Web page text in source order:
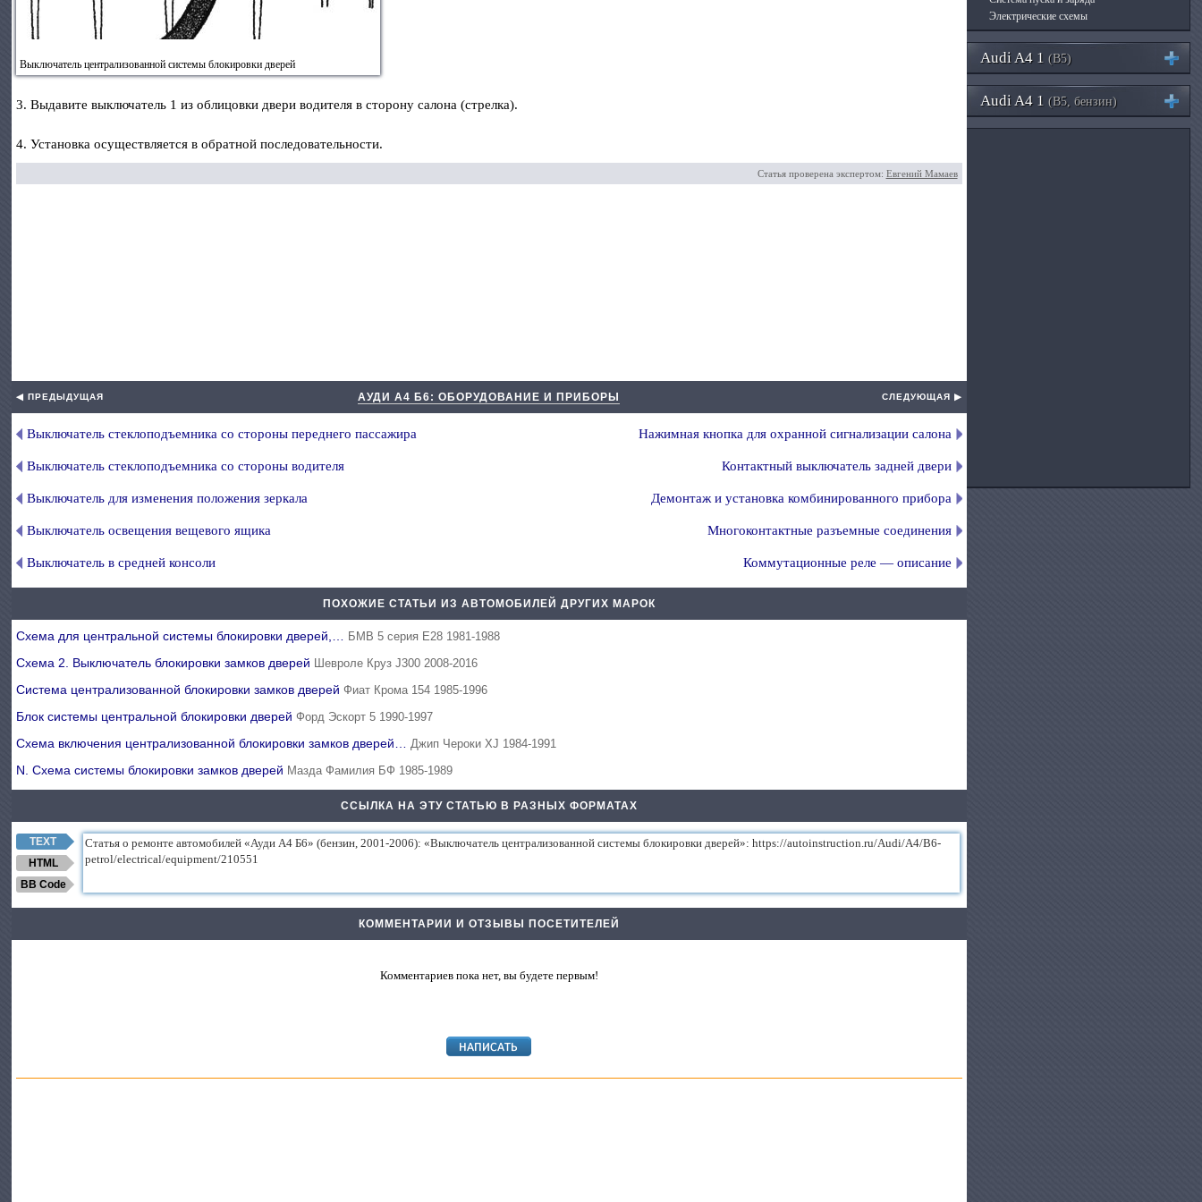
Выключатель централизованной системы блокировки дверей
3. Выдавите выключатель 1 из облицовки двери водителя в сторону салона (стрелка).
4. Установка осуществляется в обратной последовательности.
Статья проверена экспертом: Евгений Мамаев
◀ ПРЕДЫДУЩАЯ АУДИ А4 Б6: ОБОРУДОВАНИЕ И ПРИБОРЫ СЛЕДУЮЩАЯ ▶
Выключатель стеклоподъемника со стороны переднего пассажира
Выключатель стеклоподъемника со стороны водителя
Выключатель для изменения положения зеркала
Выключатель освещения вещевого ящика
Выключатель в средней консоли
Нажимная кнопка для охранной сигнализации салона
Контактный выключатель задней двери
Демонтаж и установка комбинированного прибора
Многоконтактные разъемные соединения
Коммутационные реле — описание
ПОХОЖИЕ СТАТЬИ ИЗ АВТОМОБИЛЕЙ ДРУГИХ МАРОК
Схема для центральной системы блокировки дверей,… БМВ 5 серия Е28 1981-1988
Схема 2. Выключатель блокировки замков дверей Шевроле Круз J300 2008-2016
Система централизованной блокировки замков дверейФиат Крома 154 1985-1996
Блок системы центральной блокировки дверейФорд Эскорт 5 1990-1997
Схема включения централизованной блокировки замков дверей… Джип Чероки XJ 1984-1991
N. Схема системы блокировки замков дверей Мазда Фамилия БФ 1985-1989
ССЫЛКА НА ЭТУ СТАТЬЮ В РАЗНЫХ ФОРМАТАХ
TEXT
HTML
BB Code
КОММЕНТАРИИ И ОТЗЫВЫ ПОСЕТИТЕЛЕЙ
Комментариев пока нет, вы будете первым!
Электрические схемы
Audi A4 1 (B5)
Audi A4 1 (B5, бензин)